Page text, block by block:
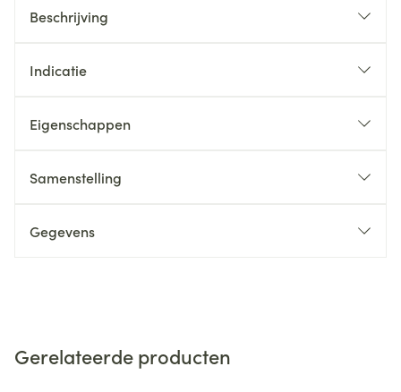
Beschrijving
Indicatie
Eigenschappen
Samenstelling
Gegevens
Gerelateerde producten